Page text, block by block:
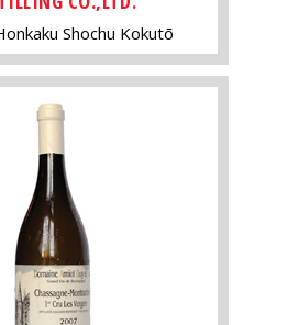
Shochu Kokutō